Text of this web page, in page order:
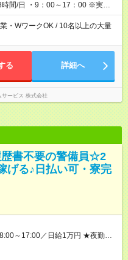
間/日 ・9：00～17：00 ※実働8
っても日給保証あり！
・WワークOK / 10名以上の大量
る 詳細へ
サービス 株式会社
書不要の警備員☆2
げる♪日払い可・寮完
1
:+:- ■選べる支払い方